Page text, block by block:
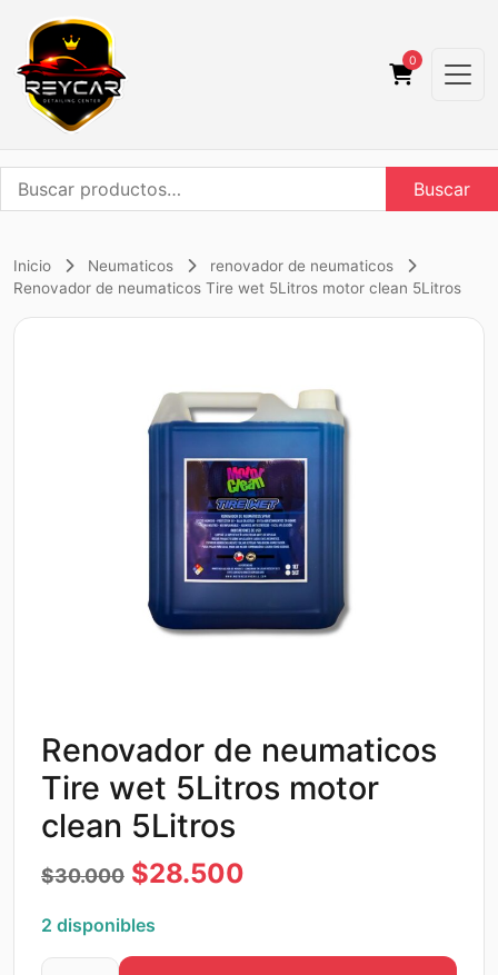
0
Buscar
por:
Buscar
Inicio Neumaticos
renovador de neumaticos
Renovador de neumaticos Tire wet 5Litros motor clean 5Litros
Renovador de neumaticos
Tire wet 5Litros motor
clean 5Litros
$30.000 El
precio
original
$28.500
actual
2 disponibles